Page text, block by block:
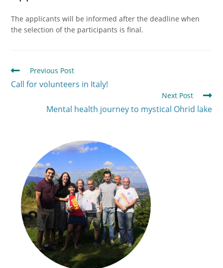
The applicants will be informed after the deadline when
the selection of the participants is final.
Previous Post
Call for volunteers in Italy!
Next Post
Mental health journey to mystical Ohrid lake